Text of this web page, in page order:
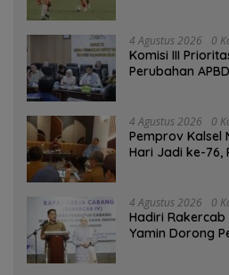
4 Agustus 2026 0
‎Komisi III
Perubahan
4 Agustus 2026 0
Pemprov Kalsel
Hari Jadi ke-76,
4 Agustus 2026 0
Hadiri Rakercab
Yamin Dorong